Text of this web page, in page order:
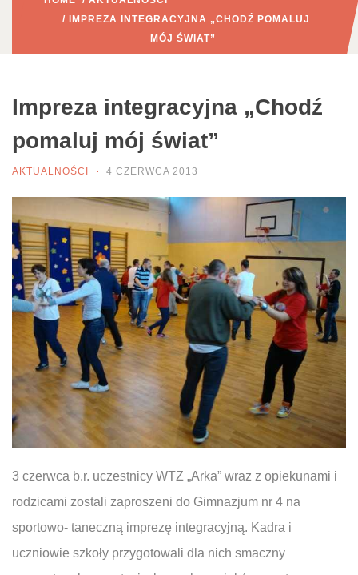
/ IMPREZA INTEGRACYJNA „CHODŹ POMALUJ
MÓJ ŚWIAT”
Impreza integracyjna „Chodź
pomaluj mój świat”
AKTUALNOŚCI 4 CZERWCA 2013
3 czerwca b.r. uczestnicy WTZ „Arka” wraz z opiekunami i
rodzicami zostali zaproszeni do Gimnazjum nr 4 na
sportowo- taneczną imprezę integracyjną. Kadra i
uczniowie szkoły przygotowali dla nich smaczny